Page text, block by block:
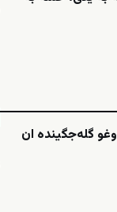
گله‌جگینده ان